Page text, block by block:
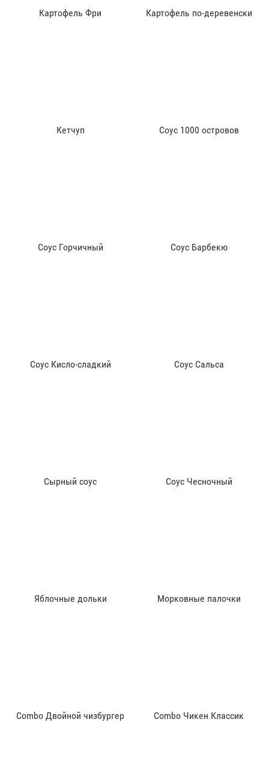
Картофель Фри Картофель по-деревенски
Кетчуп Соус 1000 островов
Соус Горчичный Соус Барбекю
Соус Кисло-сладкий Соус Сальса
Сырный соус Соус Чесночный
Яблочные дольки Морковные палочки
Combo Двойной чизбургер Combo Чикен Классик